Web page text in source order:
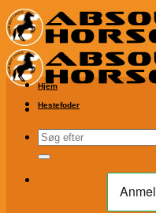
Søg
efter:
Hjem
Hestefoder